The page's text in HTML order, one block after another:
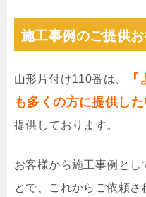
施工事例のご提供
山形片付け110番は、
も多くの方に提供した
提供しております。
お客様から施工事例とし
とで、これからご依頼さ